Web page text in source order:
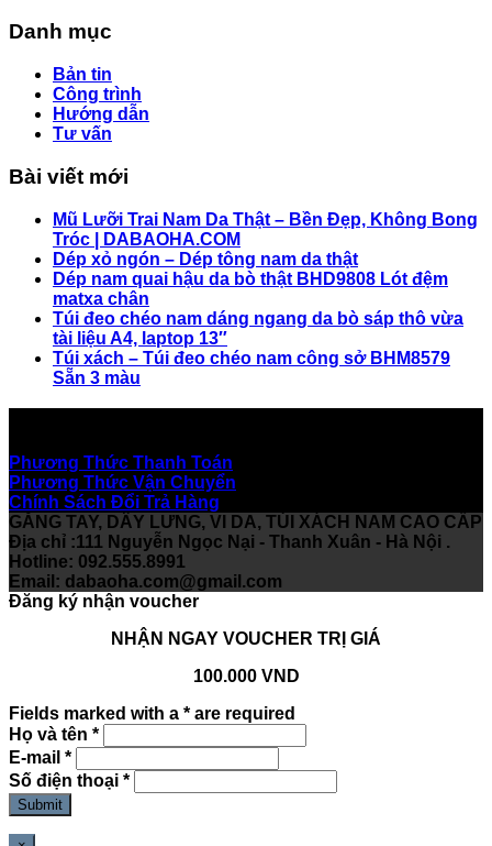
Danh mục
Bản tin
Công trình
Hướng dẫn
Tư vấn
Bài viết mới
Mũ Lưỡi Trai Nam Da Thật – Bền Đẹp, Không Bong
Tróc | DABAOHA.COM
Dép xỏ ngón – Dép tông nam da thật
Dép nam quai hậu da bò thật BHD9808 Lót đệm
matxa chân
Túi đeo chéo nam dáng ngang da bò sáp thô vừa
tài liệu A4, laptop 13″
Túi xách – Túi đeo chéo nam công sở BHM8579
Sẵn 3 màu
Phương Thức Thanh Toán
Phương Thức Vận Chuyển
Chính Sách Đổi Trả Hàng
GĂNG TAY, DÂY LƯNG, VI DA, TÚI XÁCH NAM CAO CẤP
Địa chỉ :111 Nguyễn Ngọc Nại - Thanh Xuân - Hà Nội .
Hotline: 092.555.8991
Email: dabaoha.com@gmail.com
Đăng ký nhận voucher
NHẬN NGAY VOUCHER TRỊ GIÁ
100.000 VND
Fields marked with a * are required
Họ và tên *
E-mail *
Số điện thoại *